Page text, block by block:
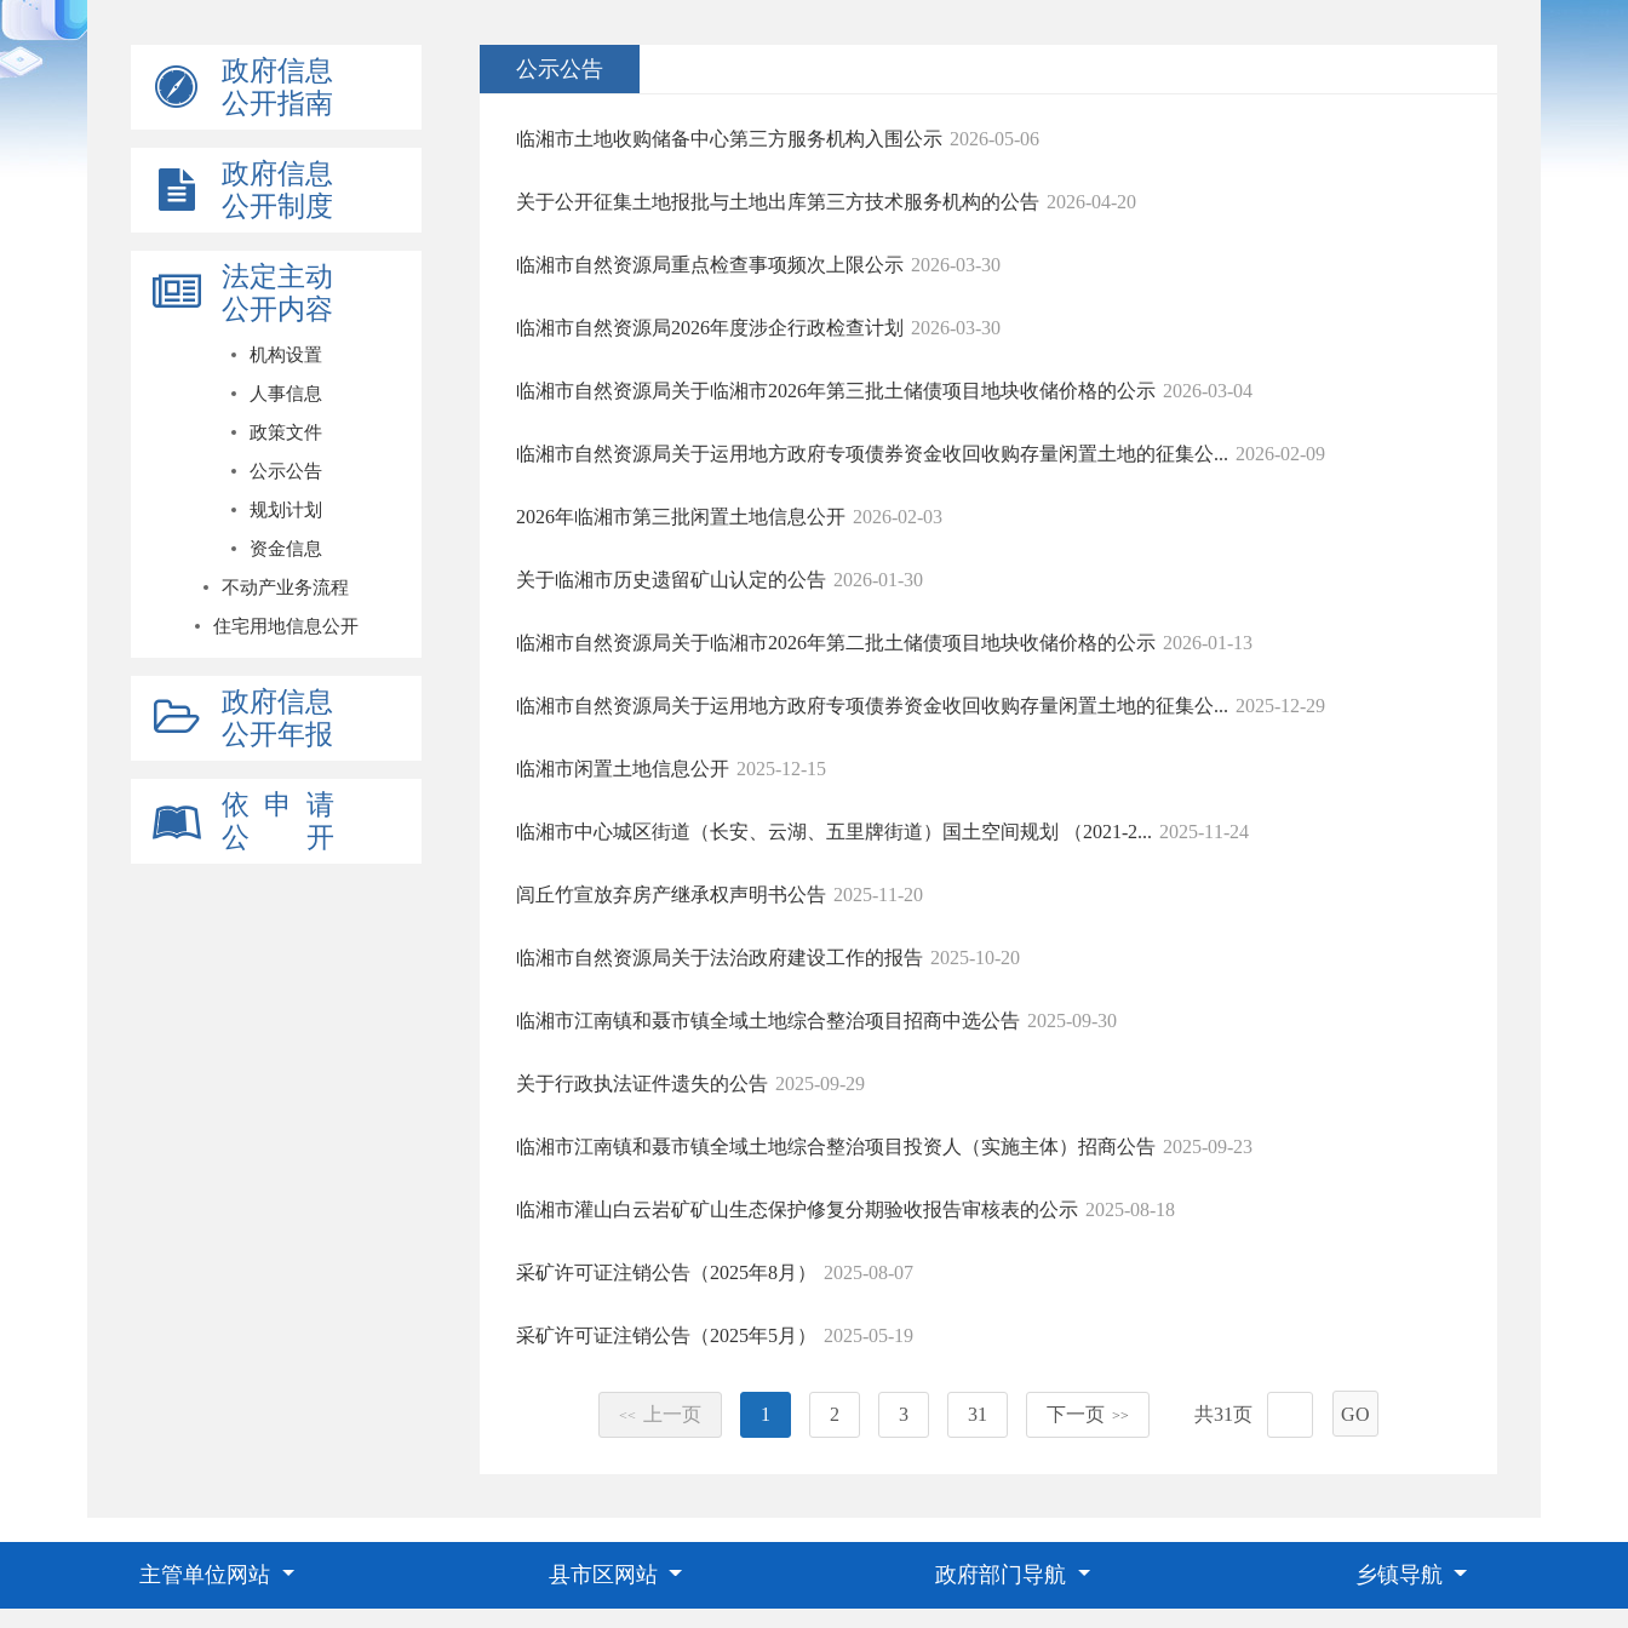
政府信息
公开指南
政府信息
公开制度
法定主动
公开内容
机构设置
人事信息
政策文件
公示公告
规划计划
资金信息
不动产业务流程
住宅用地信息公开
政府信息
公开年报
依 申 请
公 开
公示公告
临湘市土地收购储备中心第三方服务机构入围公示 2026-05-06
关于公开征集土地报批与土地出库第三方技术服务机构的公告 2026-04-20
临湘市自然资源局重点检查事项频次上限公示 2026-03-30
临湘市自然资源局2026年度涉企行政检查计划 2026-03-30
临湘市自然资源局关于临湘市2026年第三批土储债项目地块收储价格的公示 2026-03-04
临湘市自然资源局关于运用地方政府专项债券资金收回收购存量闲置土地的征集公... 2026-02-09
2026年临湘市第三批闲置土地信息公开 2026-02-03
关于临湘市历史遗留矿山认定的公告 2026-01-30
临湘市自然资源局关于临湘市2026年第二批土储债项目地块收储价格的公示 2026-01-13
临湘市自然资源局关于运用地方政府专项债券资金收回收购存量闲置土地的征集公... 2025-12-29
临湘市闲置土地信息公开 2025-12-15
临湘市中心城区街道（长安、云湖、五里牌街道）国土空间规划 （2021-2... 2025-11-24
闾丘竹宣放弃房产继承权声明书公告 2025-11-20
临湘市自然资源局关于法治政府建设工作的报告 2025-10-20
临湘市江南镇和聂市镇全域土地综合整治项目招商中选公告 2025-09-30
关于行政执法证件遗失的公告 2025-09-29
临湘市江南镇和聂市镇全域土地综合整治项目投资人（实施主体）招商公告 2025-09-23
临湘市灌山白云岩矿矿山生态保护修复分期验收报告审核表的公示 2025-08-18
采矿许可证注销公告（2025年8月） 2025-08-07
采矿许可证注销公告（2025年5月） 2025-05-19
<< 上一页 1 2 3 31 下一页 >> 共31页 GO
主管单位网站 县市区网站 政府部门导航 乡镇导航